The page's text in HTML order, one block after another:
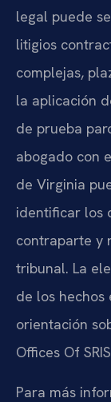
legal puede
litigios
complejas,
la aplicación
de prueba
abogado con
de Virginia
identificar los
contraparte y
tribunal. La
de los hechos
orientación
Offices Of
Para más